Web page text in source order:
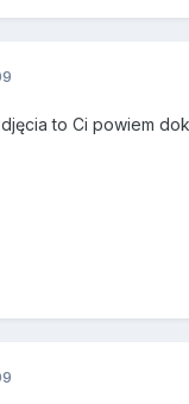
to Ci powiem